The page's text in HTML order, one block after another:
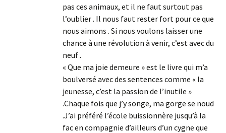
pas ces animaux, et il ne faut surtout pas
l’oublier . Il nous faut rester fort pour ce que
nous aimons . Si nous voulons laisser une
chance à une révolution à venir, c’est avec du
neuf .
« Que ma joie demeure » est le livre qui m’a
boulversé avec des sentences comme « la
jeunesse, c’est la passion de l’inutile »
.Chaque fois que j’y songe, ma gorge se noud
.J’ai préféré l’école buissionnère jusqu’à la
fac en compagnie d’ailleurs d’un cygne que